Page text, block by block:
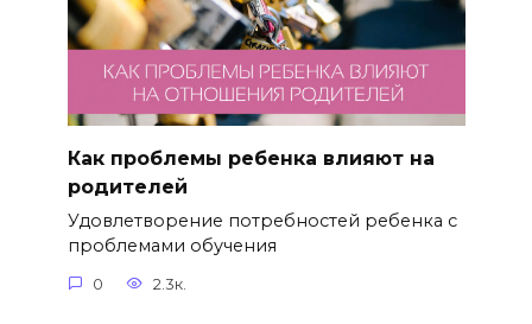
Как проблемы ребенка влияют на
родителей
Удовлетворение потребностей ребенка с
проблемами обучения
0 2.3к.